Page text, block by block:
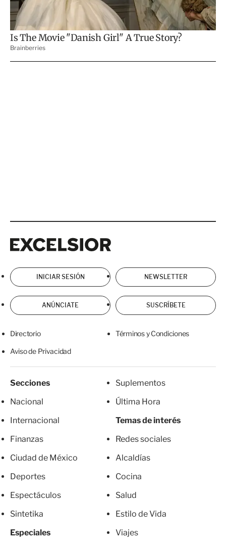
INICIAR SESIÓN NEWSLETTER
ANÚNCIATE SUSCRÍBETE
Directorio Términos y Condiciones
Aviso de Privacidad
Secciones
Nacional
Internacional
Finanzas
Ciudad de México
Deportes
Espectáculos
Sintetika
Especiales
Suplementos
Última Hora
Temas de interés
Redes sociales
Alcaldías
Cocina
Salud
Estilo de Vida
Viajes